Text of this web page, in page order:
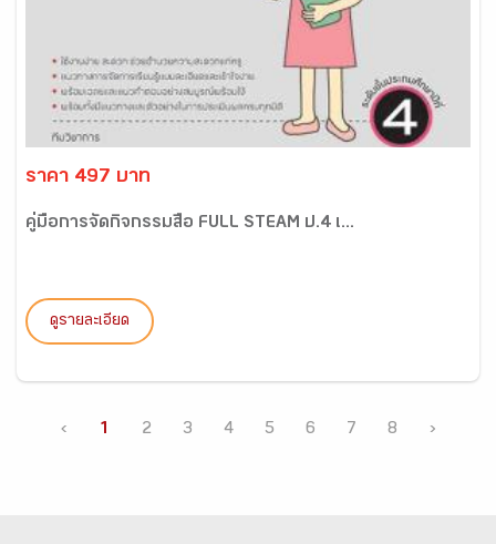
ราคา 497 บาท
คู่มือการจัดกิจกรรมสื่อ FULL STEAM ป.4 เ...
ดูรายละเอียด
‹ 1 2 3 4 5 6 7 8 ›